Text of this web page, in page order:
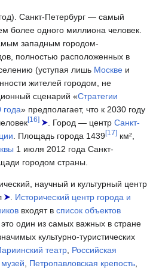
Санкт-Петербург — самый
более одного миллиона человек.
западным городом-
полностью расположенных в
(уступая лишь Москве и
жителей городом, не
сценарий «Стратегии
года» предполагает, что к 2030 году
[16] . Город — центр Санкт-
. Площадь города 1439[17] км²,
1 июля 2012 года Санкт-
городом страны.
научный и культурный центр
. Исторический центр города и
входят в список объектов
это один из самых важных в стране
культурно-туристических
театр Российская
Петропавловская крепость